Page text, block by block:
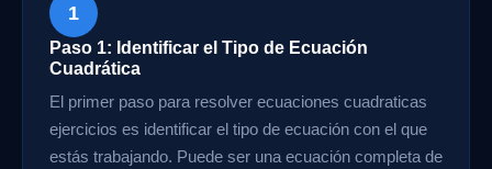
1
Paso 1: Identificar el Tipo de Ecuación
Cuadrática
El primer paso para resolver ecuaciones cuadraticas
ejercicios es identificar el tipo de ecuación con el que
estás trabajando. Puede ser una ecuación completa de